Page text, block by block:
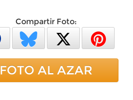
Compartir Foto:
FOTO AL AZAR